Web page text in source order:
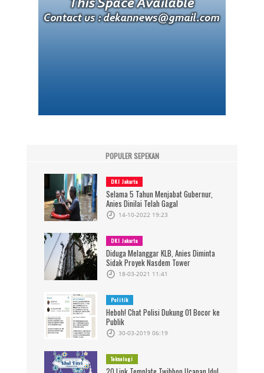
POPULER SEPEKAN
DKI Jakarta
Selama 5 Tahun Menjabat Gubernur,
Anies Dinilai Telah Gagal
14-10-2022 19:23
DKI Jakarta
Diduga Melanggar KLB, Anies Diminta
Sidak Proyek Nasdem Tower
18-03-2021 11:41
Politik
Heboh! Chat Polisi Dukung 01 Bocor ke
Publik
30-03-2019 06:19
Teknologi